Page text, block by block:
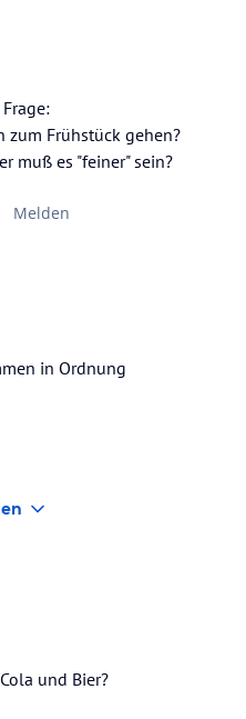
Frühstück gehen?
muß es "feiner" sein?
Melden
in Ordnung
und Bier?